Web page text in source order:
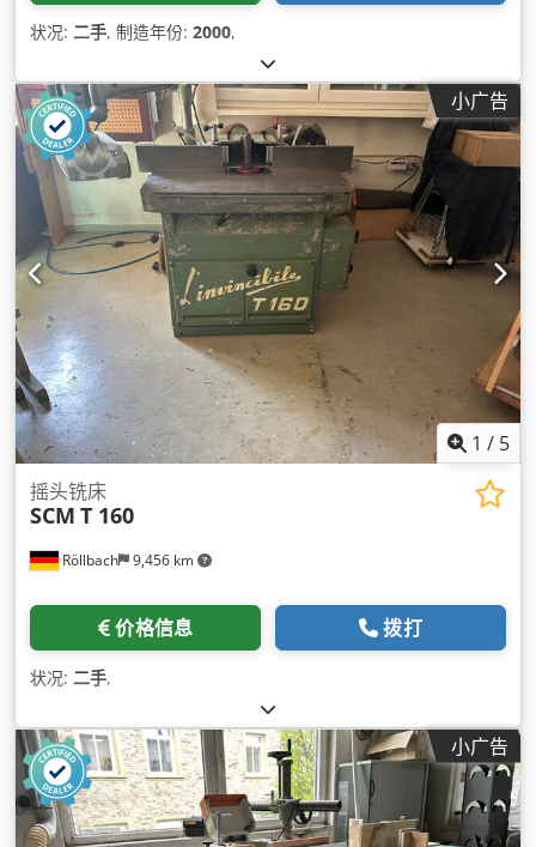
状况: 二手, 制造年份: 2000,
小广告
1 / 5
Röllbach 9,456 km
摇头铣床
SCM T 160
价格信息 拨打
状况: 二手,
小广告